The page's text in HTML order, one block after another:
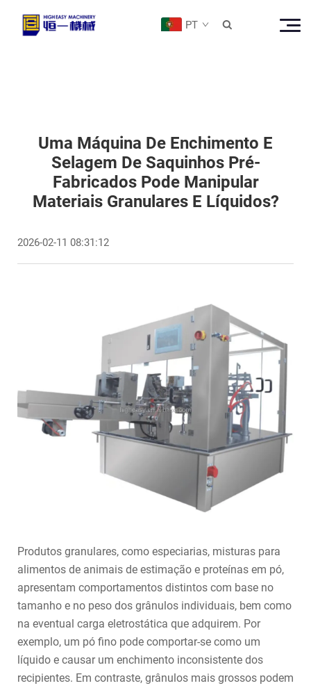
PT 
Uma Máquina De Enchimento E
Selagem De Saquinhos Pré-
Fabricados Pode Manipular
Materiais Granulares E Líquidos?
2026-02-11 08:31:12
Produtos granulares, como especiarias, misturas para
alimentos de animais de estimação e proteínas em pó,
apresentam comportamentos distintos com base no
tamanho e no peso dos grânulos individuais, bem como
na eventual carga eletrostática que adquirem. Por
exemplo, um pó fino pode comportar-se como um
líquido e causar um enchimento inconsistente dos
recipientes. Em contraste, grânulos mais grossos podem